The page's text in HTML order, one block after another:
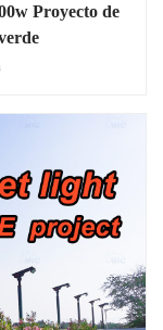
Proyecto de